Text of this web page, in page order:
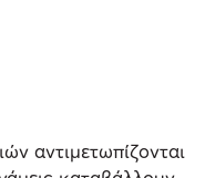
αντιμετωπίζονται